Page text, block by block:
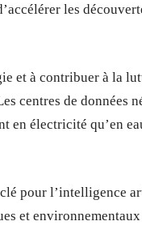
les
et à contribuer à la
centres de données
en électricité qu’en
pour l’intelligence
et